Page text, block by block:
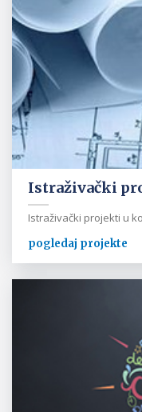
Istraživački
Istraživački projekti u
pogledaj projekte